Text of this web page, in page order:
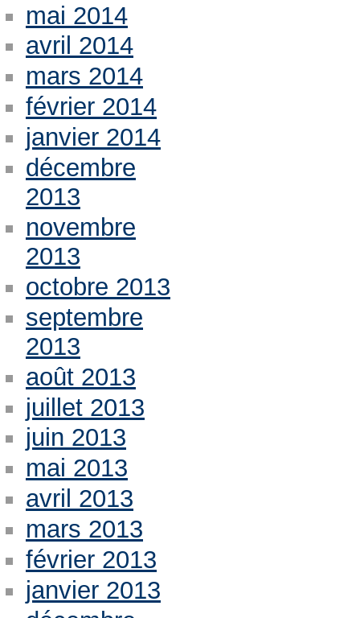
mai 2014
avril 2014
mars 2014
février 2014
janvier 2014
décembre
2013
novembre
2013
octobre 2013
septembre
2013
août 2013
juillet 2013
juin 2013
mai 2013
avril 2013
mars 2013
février 2013
janvier 2013